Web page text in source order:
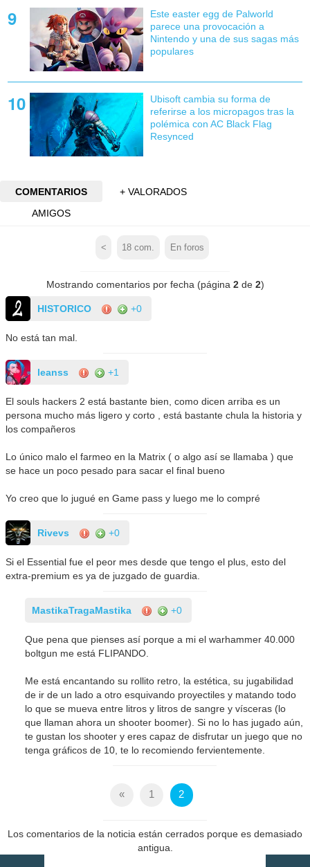
Este easter egg de Palworld
parece una provocación a
Nintendo y una de sus sagas más
populares
Ubisoft cambia su forma de
referirse a los micropagos tras la
polémica con AC Black Flag
Resynced
COMENTARIOS
+ VALORADOS
AMIGOS
< 18 com. En foros
Mostrando comentarios por fecha (página 2de 2)
HISTORICO +0
No está tan mal.
leanss +1
El souls hackers 2 está bastante bien, como dicen arriba es un
persona mucho más ligero y corto , está bastante chula la historia y
los compañeros
Lo único malo el farmeo en la Matrix ( o algo así se llamaba ) que
se hace un poco pesado para sacar el final bueno
Yo creo que lo jugué en Game pass y luego me lo compré
Rivevs +0
Si el Essential fue el peor mes desde que tengo el plus, esto del
extra-premium es ya de juzgado de guardia.
MastikaTragaMastika +0
Que pena que pienses así porque a mi el warhammer 40.000
boltgun me está FLIPANDO.
Me está encantando su rollito retro, la estética, su jugabilidad
de ir de un lado a otro esquivando proyectiles y matando todo
lo que se mueva entre litros y litros de sangre y vísceras (lo
que llaman ahora un shooter boomer). Si no lo has jugado aún,
te gustan los shooter y eres capaz de disfrutar un juego que no
tenga gráficos de 10, te lo recomiendo fervientemente.
« 1 2
Los comentarios de la noticia están cerrados porque es demasiado
antigua.